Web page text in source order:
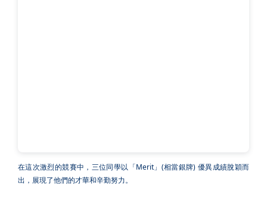
在這次激烈的競賽中，三位同學以「Merit」 (相當銀牌) 優異成績脫穎而
出，展現了他們的才華和辛勤努力。